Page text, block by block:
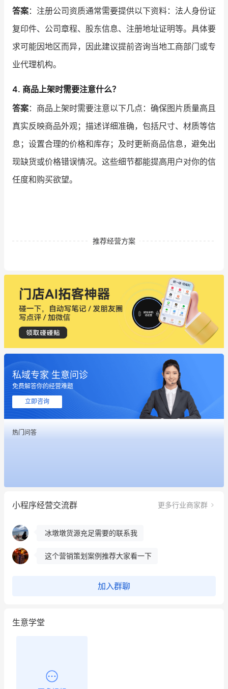
答案：注册公司资质通常需要提供以下资料：法人身份证
复印件、公司章程、股东信息、注册地址证明等。具体要
求可能因地区而异，因此建议提前咨询当地工商部门或专
业代理机构。
4. 商品上架时需要注意什么？
答案：商品上架时需要注意以下几点：确保图片质量高且
真实反映商品外观；描述详细准确，包括尺寸、材质等信
息；设置合理的价格和库存；及时更新商品信息，避免出
现缺货或价格错误情况。这些细节都能提高用户对你的信
任度和购买欲望。
推荐经营方案
私域专家 生意问诊
免费解答你的经营难题
立即咨询
热门问答
小程序经营交流群 更多行业商家群
昨晚的直播课程太好啦❤️
加入群聊
生意学堂